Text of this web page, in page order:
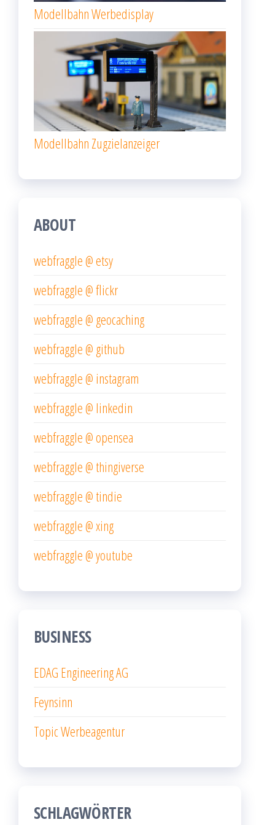
Modellbahn Werbedisplay
Modellbahn Zugzielanzeiger
ABOUT
webfraggle @ etsy
webfraggle @ flickr
webfraggle @ geocaching
webfraggle @ github
webfraggle @ instagram
webfraggle @ linkedin
webfraggle @ opensea
webfraggle @ thingiverse
webfraggle @ tindie
webfraggle @ xing
webfraggle @ youtube
BUSINESS
EDAG Engineering AG
Feynsinn
Topic Werbeagentur
SCHLAGWÖRTER